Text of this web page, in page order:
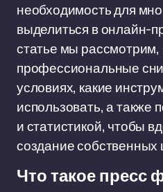
необходимость для
выделиться в онлайн-
статье мы рассмотрим,
профессиональные
условиях, какие
использовать, а также
и статистикой, чтобы
создание
Что такое пресс